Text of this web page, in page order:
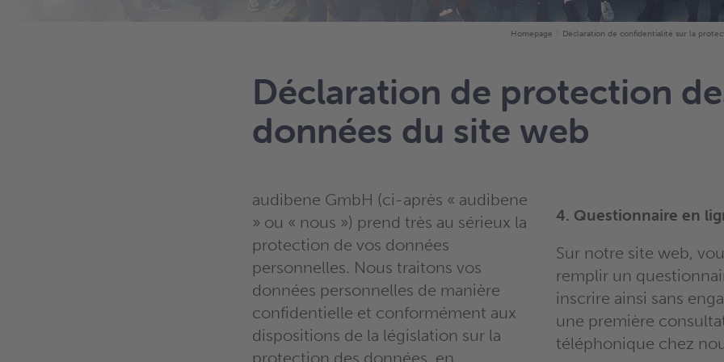
Homepage Déclaration de confidentialité sur la
Déclaration de protection
données du site web
audibene GmbH (ci-après « audibene
» ou « nous ») prend très au sérieux la
protection de vos données
personnelles. Nous traitons vos
données personnelles de manière
confidentielle et conformément aux
dispositions de la législation sur la
protection des données, en
4. Questionnaire en
Sur notre site web,
remplir un
inscrire ainsi sans
une première
téléphonique chez